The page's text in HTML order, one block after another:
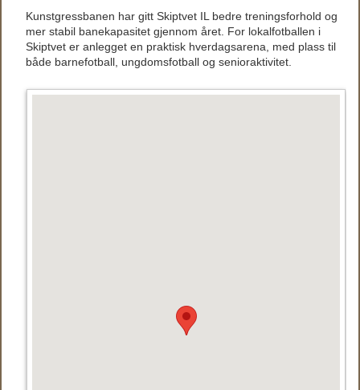
Kunstgressbanen har gitt Skiptvet IL bedre treningsforhold og
mer stabil banekapasitet gjennom året. For lokalfotballen i
Skiptvet er anlegget en praktisk hverdagsarena, med plass til
både barnefotball, ungdomsfotball og senioraktivitet.